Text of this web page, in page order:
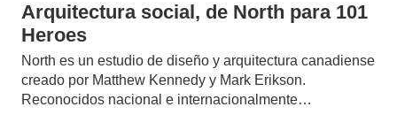
Arquitectura social, de North para 101
Heroes
North es un estudio de diseño y arquitectura canadiense
creado por Matthew Kennedy y Mark Erikson.
Reconocidos nacional e internacionalmente…